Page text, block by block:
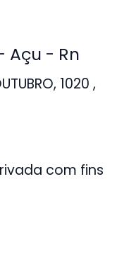
Açu - Rn
1020 ,
com fins